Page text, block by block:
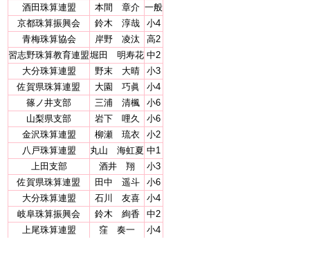
酒田珠算連盟
本間 章介 一般
京都珠算振興会
鈴木 淳哉
小4
青梅珠算協会
岸野 凌汰
高2
習志野珠算教育連盟堀田 明寿花 中2
大分珠算連盟
野末 大晴
小3
佐賀県珠算連盟
大園 巧眞
小4
篠ノ井支部
三浦 清楓
小6
山梨県支部
岩下 哩久
小6
金沢珠算連盟
柳瀬 琉衣
小2
八戸珠算連盟
丸山 海虹夏 中1
上田支部
酒井 翔
小3
佐賀県珠算連盟
田中 遥斗
小6
大分珠算連盟
石川 友喜
小4
岐阜珠算振興会
鈴木 絢香
中2
上尾珠算連盟
窪 奏一 小4